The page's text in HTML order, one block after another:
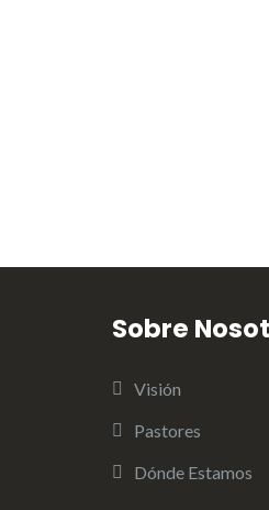
Sobre
Visión
Pastores
Dónde Estamos